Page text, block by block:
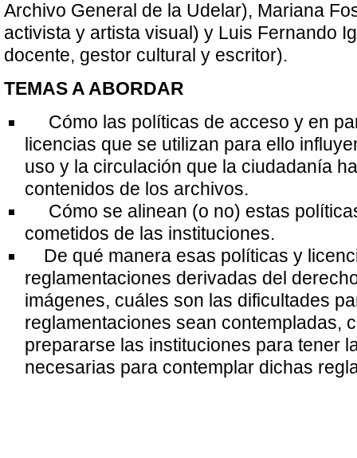
Archivo General de la Udelar), Mariana
activista y artista visual) y Luis Fernando
docente, gestor cultural y escritor).
TEMAS A ABORDAR
Cómo las políticas de acceso y en
licencias que se utilizan para ello
uso y la circulación que la ciudadanía
contenidos de los archivos.
Cómo se alinean (o no) estas
cometidos de las instituciones.
De qué manera esas políticas y
reglamentaciones derivadas del
imágenes, cuáles son las dificultades
reglamentaciones sean contempladas,
prepararse las instituciones para tener
necesarias para contemplar dichas